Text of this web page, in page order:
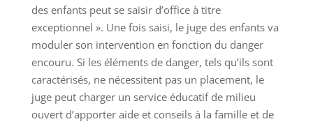
des enfants peut se saisir d’office à titre
exceptionnel ». Une fois saisi, le juge des enfants va
moduler son intervention en fonction du danger
encouru. Si les éléments de danger, tels qu’ils sont
caractérisés, ne nécessitent pas un placement, le
juge peut charger un service éducatif de milieu
ouvert d’apporter aide et conseils à la famille et de